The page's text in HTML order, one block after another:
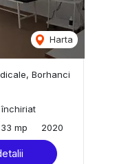
Harta
Borhanci
mp 2020